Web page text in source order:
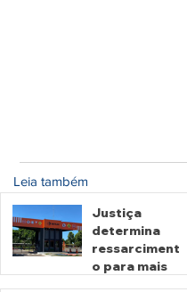
Leia também
Justiça
determina
ressarciment
o para mais